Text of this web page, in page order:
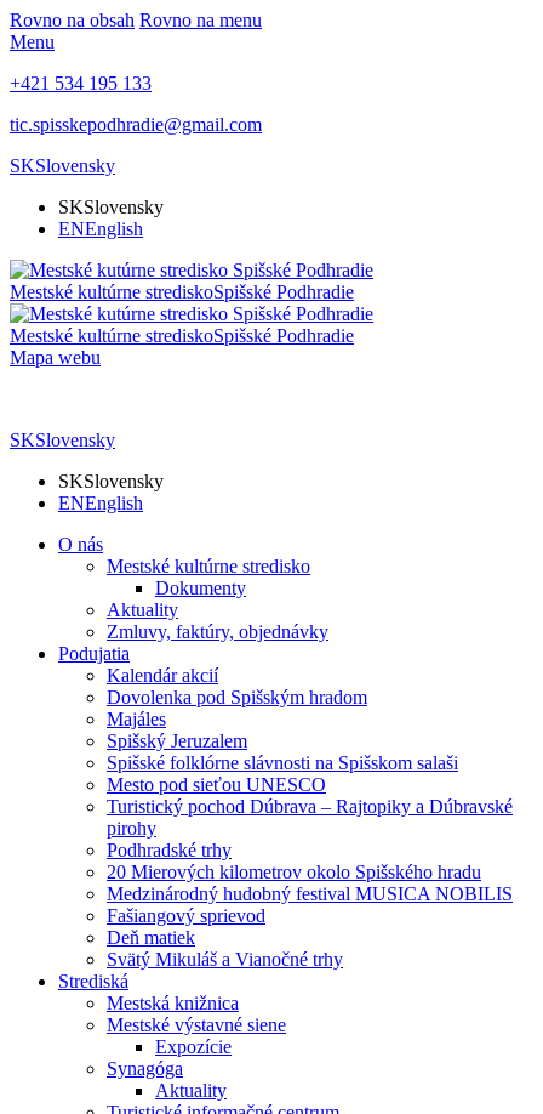
Rovno na obsah Rovno na menu
Menu
+421 534 195 133
tic.spisskepodhradie@gmail.com
SKSlovensky
SKSlovensky
ENEnglish
Mestské kultúrne strediskoSpišské Podhradie
Mestské kultúrne strediskoSpišské Podhradie
Mapa webu
SKSlovensky
SKSlovensky
ENEnglish
O nás
Mestské kultúrne stredisko
Dokumenty
Aktuality
Zmluvy, faktúry, objednávky
Podujatia
Kalendár akcií
Dovolenka pod Spišským hradom
Majáles
Spišský Jeruzalem
Spišské folklórne slávnosti na Spišskom salaši
Mesto pod sieťou UNESCO
Turistický pochod Dúbrava – Rajtopiky a Dúbravské
pirohy
Podhradské trhy
20 Mierových kilometrov okolo Spišského hradu
Medzinárodný hudobný festival MUSICA NOBILIS
Fašiangový sprievod
Deň matiek
Svätý Mikuláš a Vianočné trhy
Strediská
Mestská knižnica
Mestské výstavné siene
Expozície
Synagóga
Aktuality